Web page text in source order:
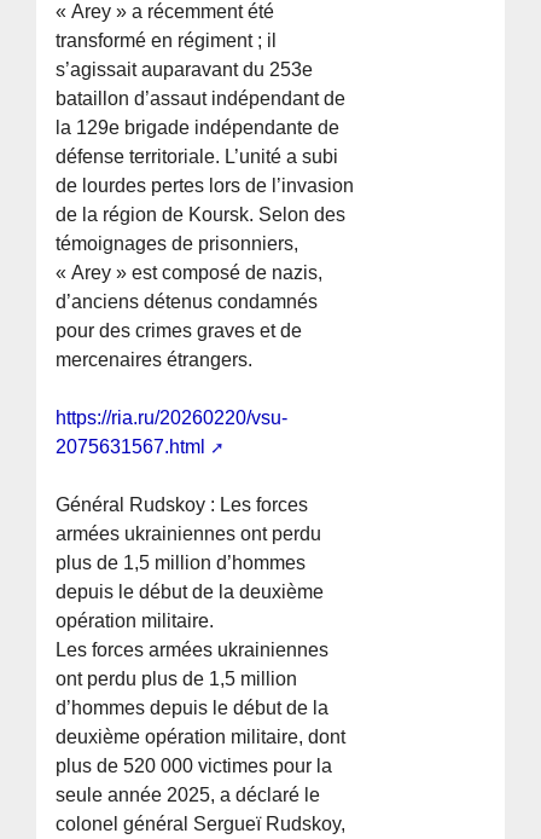
« Arey » a récemment été
transformé en régiment ; il
s’agissait auparavant du 253e
bataillon d’assaut indépendant de
la 129e brigade indépendante de
défense territoriale. L’unité a subi
de lourdes pertes lors de l’invasion
de la région de Koursk. Selon des
témoignages de prisonniers,
« Arey » est composé de nazis,
d’anciens détenus condamnés
pour des crimes graves et de
mercenaires étrangers.
https://ria.ru/20260220/vsu-
2075631567.html
Général Rudskoy : Les forces
armées ukrainiennes ont perdu
plus de 1,5 million d’hommes
depuis le début de la deuxième
opération militaire.
Les forces armées ukrainiennes
ont perdu plus de 1,5 million
d’hommes depuis le début de la
deuxième opération militaire, dont
plus de 520 000 victimes pour la
seule année 2025, a déclaré le
colonel général Sergueï Rudskoy,